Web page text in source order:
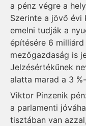
a pénz végre a
Szerinte a jövő évi
emelni tudják a
építésére 6
mezőgazdaság is
Jelzésértékűnek
alatta marad a 3
Viktor Pinzenik
a parlamenti
tisztában van